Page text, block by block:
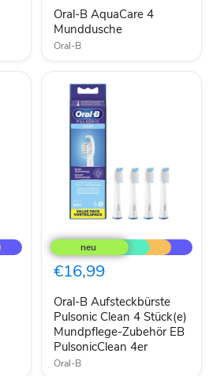
Oral-B AquaCare 4
Munddusche
Oral-B
B
Aufsteckbürste
Pulsonic
Clean
Stück(e)
Mundpflege-
Zubehör
EB
PulsonicClean
4er
€16,99
Oral-B Aufsteckbürste
Pulsonic Clean 4 Stück(e)
Mundpflege-Zubehör EB
PulsonicClean 4er
Oral-B